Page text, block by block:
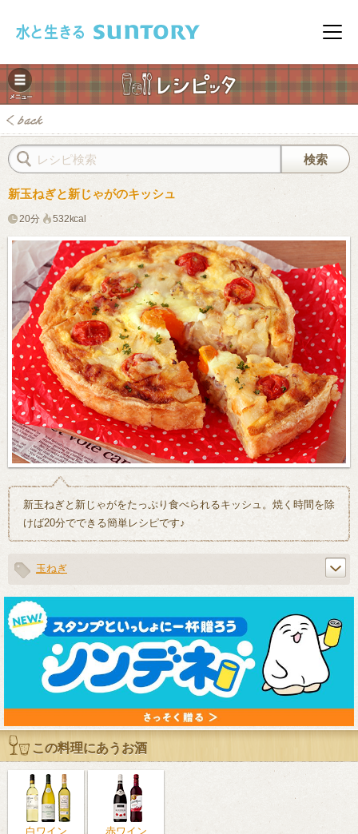
メニ
レシピ
新玉ねぎと新じゃがのキッシュ
20分 532kcal
新玉ねぎと新じゃがをたっぷり食べられるキッシュ。焼く時間を除
けば20分でできる簡単レシピです♪
玉ねぎ
この料理にあうお酒
白ワイン 赤ワイン